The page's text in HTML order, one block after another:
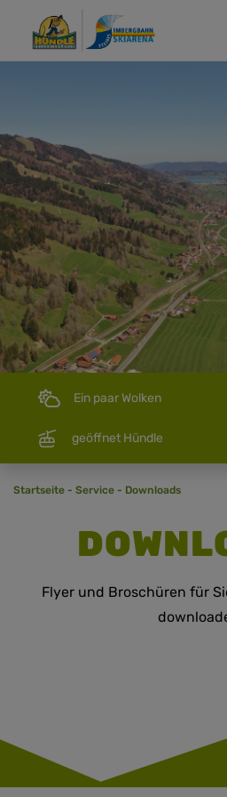
Ein paar Wolken
geöffnet Hündle
Startseite - Service - Downloads
Flyer und Broschüren für